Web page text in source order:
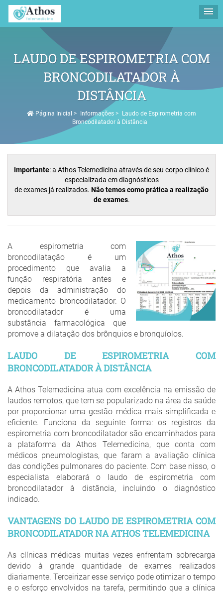
LAUDO DE ESPIROMETRIA COM
BRONCODILATADOR À
DISTÂNCIA
Página Inicial > Informações >
Laudo de Espirometria com
Broncodilatador à Distância
Importante: a Athos Telemedicina através de seu corpo clínico é
especializada em diagnósticos
de exames já realizados. Não temos como prática a realização
de exames.
A espirometria com
broncodilatação é um
procedimento que avalia a
função respiratória antes e
depois da administração do
medicamento broncodilatador. O
broncodilatador é uma
substância farmacológica que
promove a dilatação dos brônquios e bronquíolos.
LAUDO DE ESPIROMETRIA COM
BRONCODILATADOR À DISTÂNCIA
A Athos Telemedicina atua com excelência na emissão de
laudos remotos, que tem se popularizado na área da saúde
por proporcionar uma gestão médica mais simplificada e
eficiente. Funciona da seguinte forma: os registros da
espirometria com broncodilatador são encaminhados para
a plataforma da Athos Telemedicina, que conta com
médicos pneumologistas, que faram a avaliação clínica
das condições pulmonares do paciente. Com base nisso, o
especialista elaborará o laudo de espirometria com
broncodilatador à distância, incluindo o diagnóstico
indicado.
VANTAGENS DO LAUDO DE ESPIROMETRIA COM
BRONCODILATADOR NA ATHOS TELEMEDICINA
As clínicas médicas muitas vezes enfrentam sobrecarga
devido à grande quantidade de exames realizados
diariamente. Terceirizar esse serviço pode otimizar o tempo
e o esforço envolvidos na tarefa, permitindo que a clínica